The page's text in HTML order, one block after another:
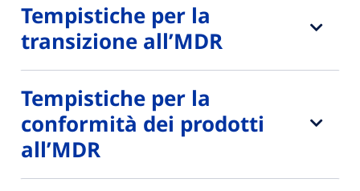
Tempistiche per la
transizione all’MDR
Tempistiche per la
conformità dei prodotti
all’MDR